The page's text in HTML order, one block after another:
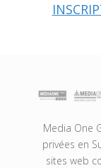
Media One
privées en
sites web